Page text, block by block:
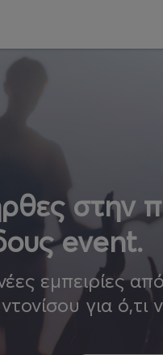
στην
event.
εμπειρίες
για